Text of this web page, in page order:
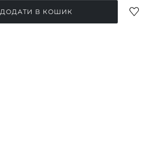
ДОДАТИ В КОШИК